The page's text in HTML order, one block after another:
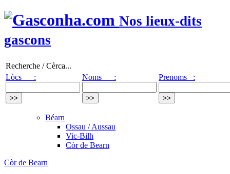
Nos lieux-dits
gascons
Recherche / Cèrca...
Lòcs :
Noms : Prenoms :
Béarn
Ossau / Aussau
Vic-Bilh
Còr de Bearn
Còr de Bearn